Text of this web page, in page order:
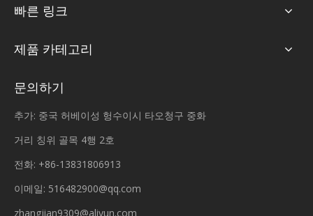
빠른 링크
제품 카테고리
문의하기
추가: 중국 허베이성 헝수이시 타오청구 중화
거리 칭위 골목 4행 2호
전화: +86-13831806913
이메일: 516482900@qq.com
zhangjian9309@aliyun.com